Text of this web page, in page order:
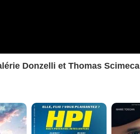
Donzelli et Thomas Scimeca